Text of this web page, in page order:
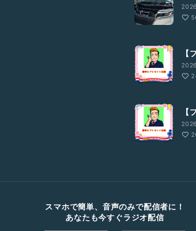
スマホで簡単、音声のみで配信者に！
あなたも今すぐラジオ配信